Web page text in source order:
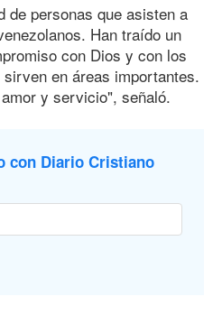
de personas que asisten a
Han traído un
con Dios y con los
en áreas importantes.
y servicio", señaló.
con Diario Cristiano